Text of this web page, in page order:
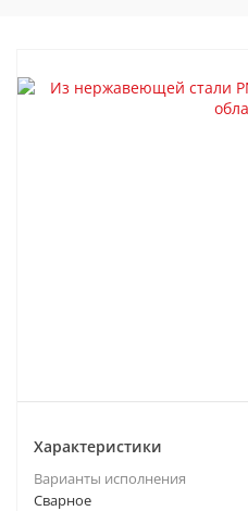
Характеристики
Варианты исполнения
Сварное